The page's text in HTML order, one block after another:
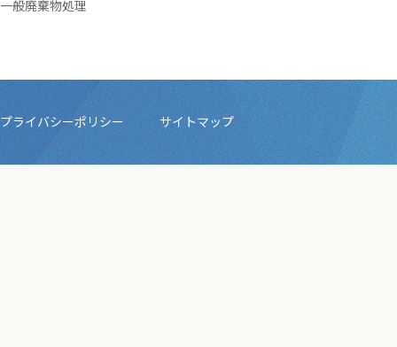
一般廃棄物処理
プライバシーポリシー サイトマップ